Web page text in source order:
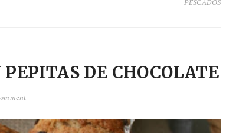
PESCADOS
DE CHOCOLATE